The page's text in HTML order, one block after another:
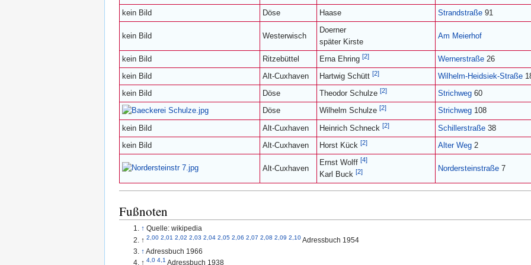
kein Bild Döse Haase Strandstraße 91
kein Bild Westerwisch
Doerner
später Kirste
Am Meierhof
kein Bild Ritzebüttel Erna Ehring [2] Wernerstraße 26
kein Bild Alt-Cuxhaven Hartwig Schütt [2] Wilhelm-Heidsiek-Straße
kein Bild Döse Theodor Schulze [2] Strichweg 60
Döse Wilhelm Schulze [2] Strichweg 108
kein Bild Alt-Cuxhaven Heinrich Schneck [2] Schillerstraße 38
kein Bild Alt-Cuxhaven Horst Kück [2] Alter Weg 2
Alt-Cuxhaven
Ernst Wolff [4]
Karl Buck [2] Nordersteinstraße 7
Fußnoten
↑ Quelle: wikipedia
↑2,00 2,01 2,02 2,03 2,04 2,05 2,06 2,07 2,08 2,09 2,10 Adressbuch 1954
↑ Adressbuch 1966
↑4,0 4,1 Adressbuch 1938